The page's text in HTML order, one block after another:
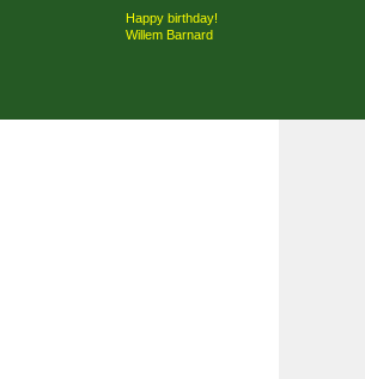
Happy birthday!
Willem Barnard